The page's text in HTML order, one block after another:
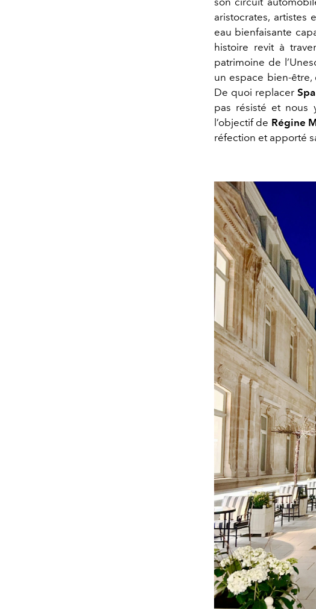
aristocrates, artistes
eau bienfaisante
histoire revit à
patrimoine de
un espace bien-
De quoi replacer Spa
pas résisté et nous
l’objectif de Régine
réfection et apporté